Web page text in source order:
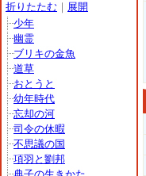
折りたたむ ｜ 展開
少年
幽霊
ブリキの金魚
道草
おとうと
幼年時代
忘却の河
司令の休暇
不思議の国
項羽と劉邦